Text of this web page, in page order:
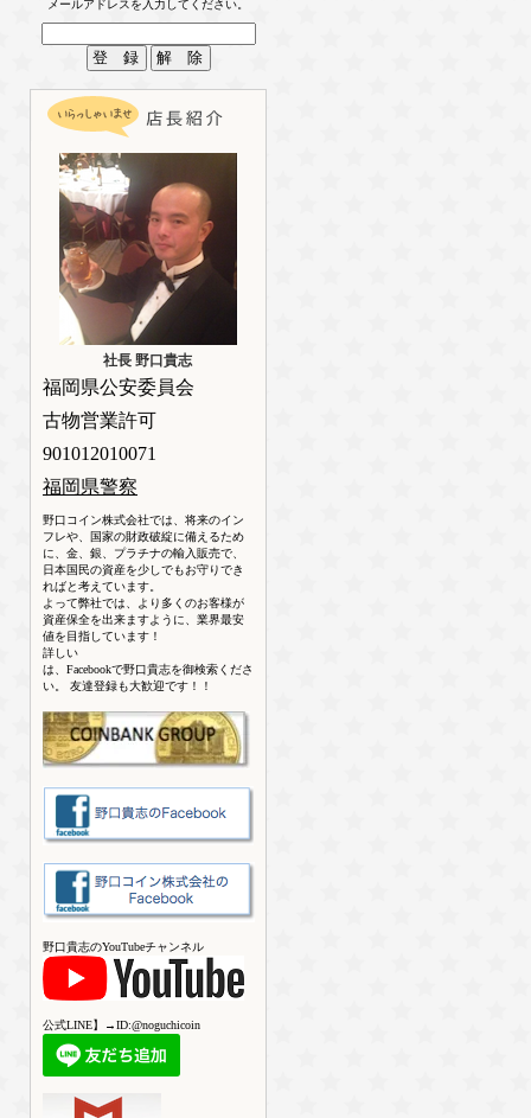
メールアドレスを入力してください。
社長 野口貴志
福岡県公安委員会
古物営業許可
901012010071
福岡県警察
野口コイン株式会社では、将来のイン
フレや、国家の財政破綻に備えるため
に、金、銀、プラチナの輸入販売で、
日本国民の資産を少しでもお守りでき
ればと考えています。
よって弊社では、より多くのお客様が
資産保全を出来ますように、業界最安
値を目指しています！
詳しい
は、Facebookで野口貴志を御検索くださ
い。 友達登録も大歓迎です！！
野口貴志のYouTubeチャンネル
公式LINE】→ID:@noguchicoin